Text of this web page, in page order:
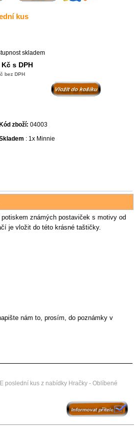
kus
Kč s DPH
bez DPH
zboží: 04003
: 1x Minnie
známých postaviček s motivy od
je vložit do této krásné taštičky.
nám to, prosím, do poznámky v
poslední kus z nabídky Hračky - Oblíbené